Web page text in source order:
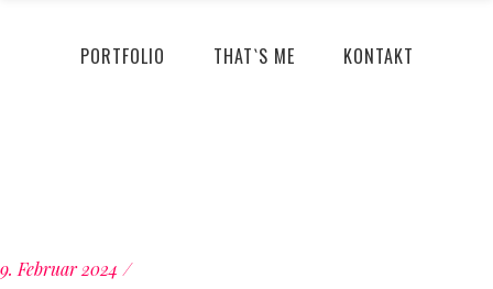
PORTFOLIO THAT`S ME KONTAKT
9. Februar 2024